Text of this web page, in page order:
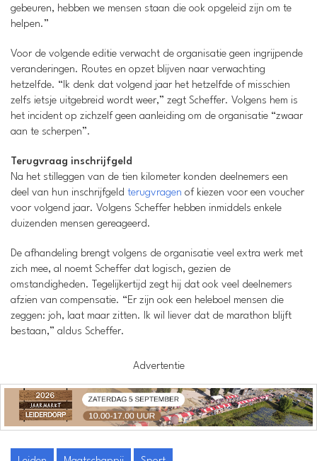
gebeuren, hebben we mensen staan die ook opgeleid zijn om te
helpen.”
Voor de volgende editie verwacht de organisatie geen ingrijpende
veranderingen. Routes en opzet blijven naar verwachting
hetzelfde. “Ik denk dat volgend jaar het hetzelfde of misschien
zelfs ietsje uitgebreid wordt weer,” zegt Scheffer. Volgens hem is
het incident op zichzelf geen aanleiding om de organisatie “zwaar
aan te scherpen”.
Terugvraag inschrijfgeld
Na het stilleggen van de tien kilometer konden deelnemers een
deel van hun inschrijfgeld terugvragen of kiezen voor een voucher
voor volgend jaar. Volgens Scheffer hebben inmiddels enkele
duizenden mensen gereageerd.
De afhandeling brengt volgens de organisatie veel extra werk met
zich mee, al noemt Scheffer dat logisch, gezien de
omstandigheden. Tegelijkertijd zegt hij dat ook veel deelnemers
afzien van compensatie. “Er zijn ook een heleboel mensen die
zeggen: joh, laat maar zitten. Ik wil liever dat de marathon blijft
bestaan,” aldus Scheffer.
Advertentie